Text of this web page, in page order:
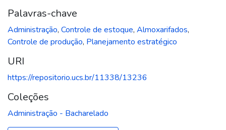
Palavras-chave
Administração, Controle de estoque, Almoxarifados,
Controle de produção, Planejamento estratégico
URI
https://repositorio.ucs.br/11338/13236
Coleções
Administração - Bacharelado